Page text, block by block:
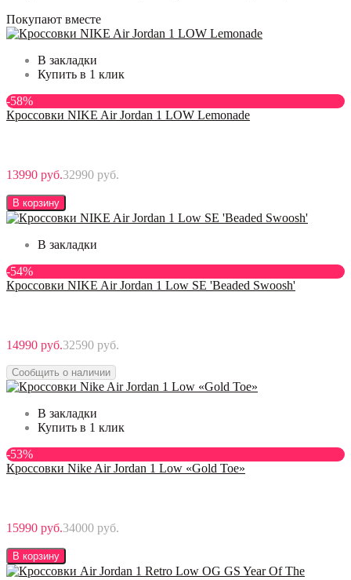
Покупают вместе
В закладки
Купить в 1 клик
-58%
Кроссовки NIKE Air Jordan 1 LOW Lemonade
13990 руб.32990 руб.
В корзину
В закладки
-54%
Кроссовки NIKE Air Jordan 1 Low SE 'Beaded Swoosh'
14990 руб.32590 руб.
Сообщить о наличии
В закладки
Купить в 1 клик
-53%
Кроссовки Nike Air Jordan 1 Low «Gold Toe»
15990 руб.34000 руб.
В корзину